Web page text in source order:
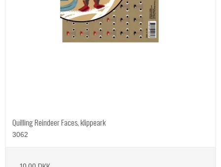
Quilling Reindeer Faces, klippeark
3062